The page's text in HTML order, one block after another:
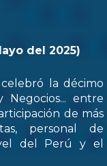
del 2025)
la décimo
entre
de más
personal de
del Perú y el